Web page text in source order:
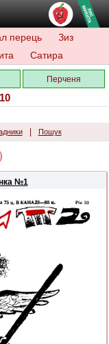
перець
Зиз
Сатира
Перченя
Пошук
№1